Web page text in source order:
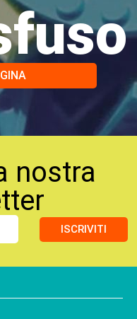
nostra
ISCRIVITI